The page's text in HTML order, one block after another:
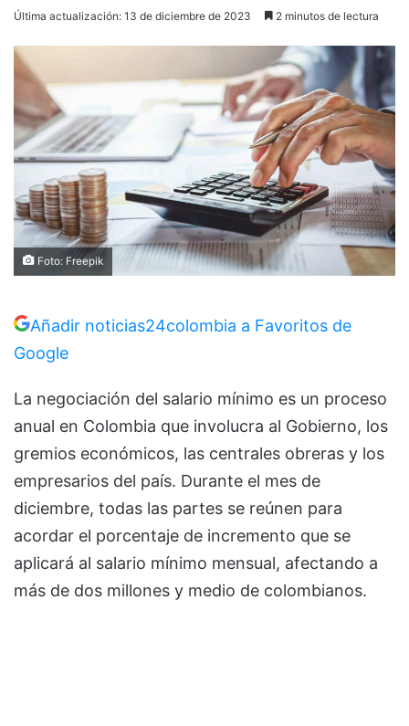
Última actualización: 13 de diciembre de 2023 2 minutos de lectura
Foto: Freepik
Añadir noticias24colombia a Favoritos de
Google
La negociación del salario mínimo es un proceso
anual en Colombia que involucra al Gobierno, los
gremios económicos, las centrales obreras y los
empresarios del país. Durante el mes de
diciembre, todas las partes se reúnen para
acordar el porcentaje de incremento que se
aplicará al salario mínimo mensual, afectando a
más de dos millones y medio de colombianos.